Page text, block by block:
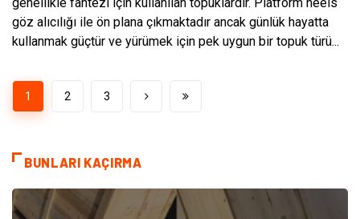
göz alıcılığı ile ön plana çıkmaktadır ancak günlük hayatta
kullanmak güçtür ve yürümek için pek uygun bir topuk türü...
1 2 3
BUNLARI KAÇIRMA